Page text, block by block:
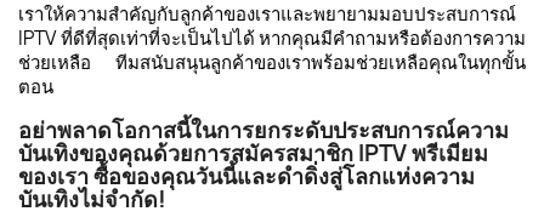
เราให้ความสำคัญกับลูกค้าของเราและพยายามมอบประสบการณ์
IPTV ที่ดีที่สุดเท่าที่จะเป็นไปได้ หากคุณมีคำถามหรือต้องการความ
ช่วยเหลือ ทีมสนับสนุนลูกค้าของเราพร้อมช่วยเหลือคุณในทุกขั้น
ตอน
อย่าพลาดโอกาสนี้ในการยกระดับประสบการณ์ความ
บันเทิงของคุณด้วยการสมัครสมาชิก IPTV พรีเมียม
ของเรา ซื้อของคุณวันนี้และดำดิ่งสู่โลกแห่งความ
บันเทิงไม่จำกัด!